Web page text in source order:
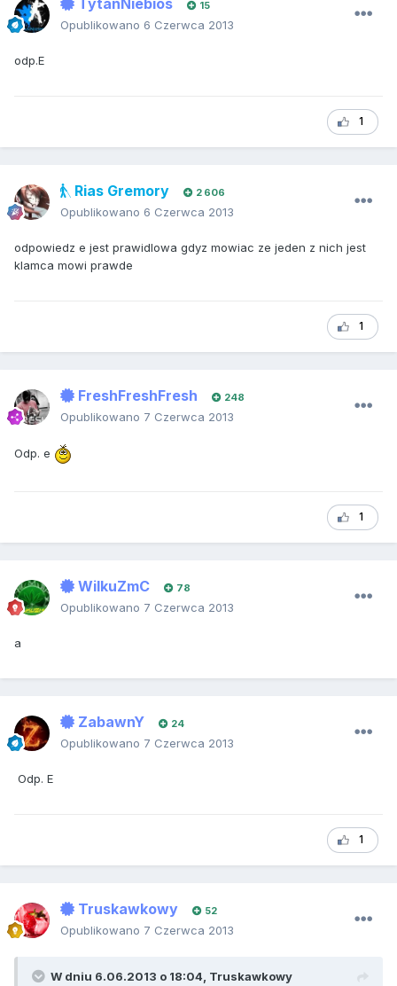
TytanNiebios 15
Opublikowano 6 Czerwca 2013
odp.E
1
Rias Gremory 2 606
Opublikowano 6 Czerwca 2013
odpowiedz e jest prawidlowa gdyz mowiac ze jeden z nich jest
klamca mowi prawde
1
FreshFreshFresh 248
Opublikowano 7 Czerwca 2013
Odp. e
1
WilkuZmC 78
Opublikowano 7 Czerwca 2013
a
ZabawnY 24
Opublikowano 7 Czerwca 2013
Odp. E
1
Truskawkowy 52
Opublikowano 7 Czerwca 2013
W dniu 6.06.2013 o 18:04, Truskawkowy